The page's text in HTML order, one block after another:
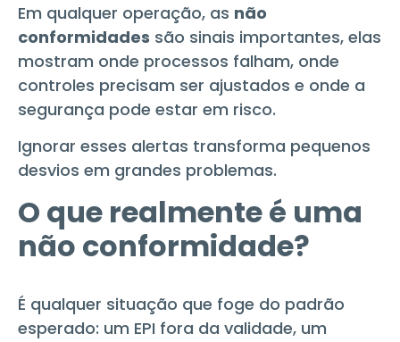
Em qualquer operação, as não
conformidades são sinais importantes, elas
mostram onde processos falham, onde
controles precisam ser ajustados e onde a
segurança pode estar em risco.
Ignorar esses alertas transforma pequenos
desvios em grandes problemas.
O que realmente é uma
não conformidade?
É qualquer situação que foge do padrão
esperado: um EPI fora da validade, um